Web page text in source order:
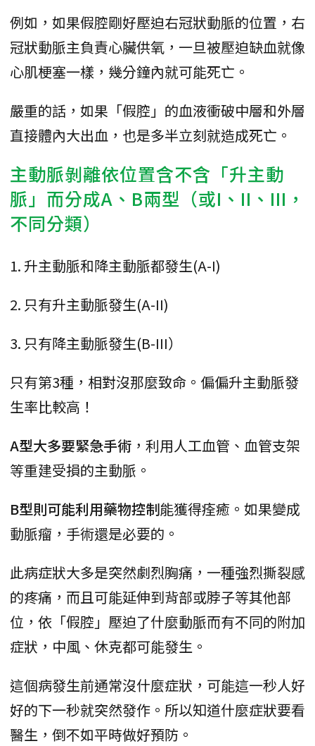
例如，如果假腔剛好壓迫右冠狀動脈的位置，右
冠狀動脈主負責心臟供氧，一旦被壓迫缺血就像
心肌梗塞一樣，幾分鐘內就可能死亡。
嚴重的話，如果「假腔」的血液衝破中層和外層
直接體內大出血，也是多半立刻就造成死亡。
主動脈剝離依位置含不含「升主動
脈」而分成A、B兩型（或I、II、III，
不同分類）
1. 升主動脈和降主動脈都發生(A-I)
2. 只有升主動脈發生(A-II)
3. 只有降主動脈發生(B-III）
只有第3種，相對沒那麼致命。偏偏升主動脈發
生率比較高！
A型大多要緊急手術 ，利用人工血管、血管支架
等重建受損的主動脈。
B型則可能利用藥物控制能獲得痊癒。如果變成
動脈瘤，手術還是必要的。
此病症狀大多是突然劇烈胸痛，一種強烈撕裂感
的疼痛，而且可能延伸到背部或脖子等其他部
位，依「假腔」壓迫了什麼動脈而有不同的附加
症狀，中風、休克都可能發生。
這個病發生前通常沒什麼症狀，可能這一秒人好
好的下一秒就突然發作。所以知道什麼症狀要看
醫生，倒不如平時做好預防。